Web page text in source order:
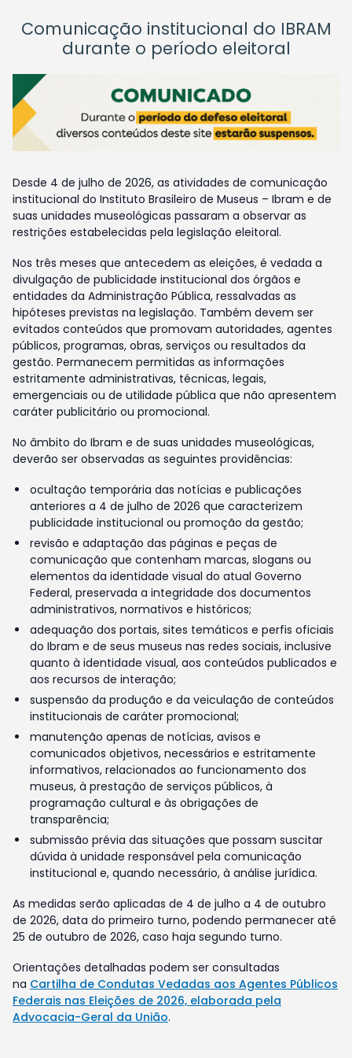
Comunicação institucional do IBRAM
durante o período eleitoral
Desde 4 de julho de 2026, as atividades de comunicação
institucional do Instituto Brasileiro de Museus – Ibram e de
suas unidades museológicas passaram a observar as
restrições estabelecidas pela legislação eleitoral.
Nos três meses que antecedem as eleições, é vedada a
divulgação de publicidade institucional dos órgãos e
entidades da Administração Pública, ressalvadas as
hipóteses previstas na legislação. Também devem ser
evitados conteúdos que promovam autoridades, agentes
públicos, programas, obras, serviços ou resultados da
gestão. Permanecem permitidas as informações
estritamente administrativas, técnicas, legais,
emergenciais ou de utilidade pública que não apresentem
caráter publicitário ou promocional.
No âmbito do Ibram e de suas unidades museológicas,
deverão ser observadas as seguintes providências:
ocultação temporária das notícias e publicações
anteriores a 4 de julho de 2026 que caracterizem
publicidade institucional ou promoção da gestão;
revisão e adaptação das páginas e peças de
comunicação que contenham marcas, slogans ou
elementos da identidade visual do atual Governo
Federal, preservada a integridade dos documentos
administrativos, normativos e históricos;
adequação dos portais, sites temáticos e perfis oficiais
do Ibram e de seus museus nas redes sociais, inclusive
quanto à identidade visual, aos conteúdos publicados e
aos recursos de interação;
suspensão da produção e da veiculação de conteúdos
institucionais de caráter promocional;
manutenção apenas de notícias, avisos e
comunicados objetivos, necessários e estritamente
informativos, relacionados ao funcionamento dos
museus, à prestação de serviços públicos, à
programação cultural e às obrigações de
transparência;
submissão prévia das situações que possam suscitar
dúvida à unidade responsável pela comunicação
institucional e, quando necessário, à análise jurídica.
As medidas serão aplicadas de 4 de julho a 4 de outubro
de 2026, data do primeiro turno, podendo permanecer até
25 de outubro de 2026, caso haja segundo turno.
Orientações detalhadas podem ser consultadas
na Cartilha de Condutas Vedadas aos Agentes Públicos
Federais nas Eleições de 2026, elaborada pela
Advocacia-Geral da União.